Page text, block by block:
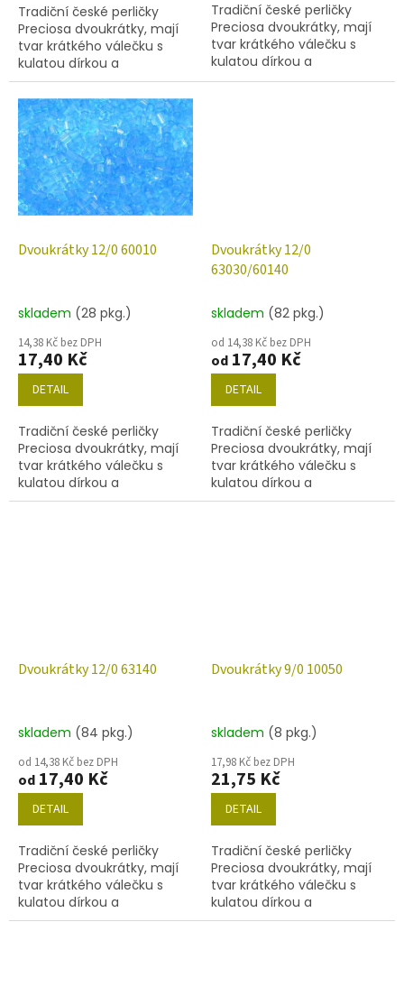
Tradiční české perličky
Preciosa dvoukrátky, mají
tvar krátkého válečku s
kulatou dírkou a
šestihranným povrchem.
Barva 60100, velikost 11/0
(rozměr 1,9 mm), obsah
balení 20 g...
Tradiční české perličky
Preciosa dvoukrátky, mají
tvar krátkého válečku s
kulatou dírkou a
šestihranným povrchem.
Dvoukrátky 12/0 60010
skladem (28 pkg.)
14,38 Kč bez DPH
17,40 Kč
DETAIL
Tradiční české perličky
Preciosa dvoukrátky, mají
tvar krátkého válečku s
kulatou dírkou a
šestihranným povrchem.
Dvoukrátky 12/0
63030/60140
skladem (82 pkg.)
od 14,38 Kč bez DPH
od 17,40 Kč
DETAIL
Tradiční české perličky
Preciosa dvoukrátky, mají
tvar krátkého válečku s
kulatou dírkou a
šestihranným povrchem.
Dvoukrátky 12/0 63140
skladem (84 pkg.)
od 14,38 Kč bez DPH
od 17,40 Kč
DETAIL
Tradiční české perličky
Preciosa dvoukrátky, mají
tvar krátkého válečku s
kulatou dírkou a
šestihranným povrchem.
Dvoukrátky 9/0 10050
skladem (8 pkg.)
17,98 Kč bez DPH
21,75 Kč
DETAIL
Tradiční české perličky
Preciosa dvoukrátky, mají
tvar krátkého válečku s
kulatou dírkou a
šestihranným povrchem.